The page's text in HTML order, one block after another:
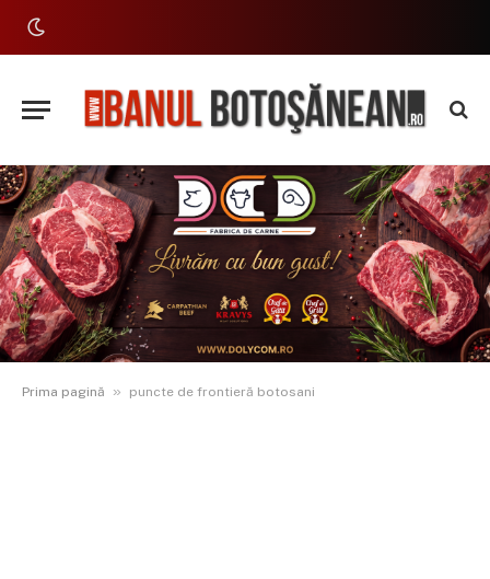
Prima pagină » puncte de frontieră botosani